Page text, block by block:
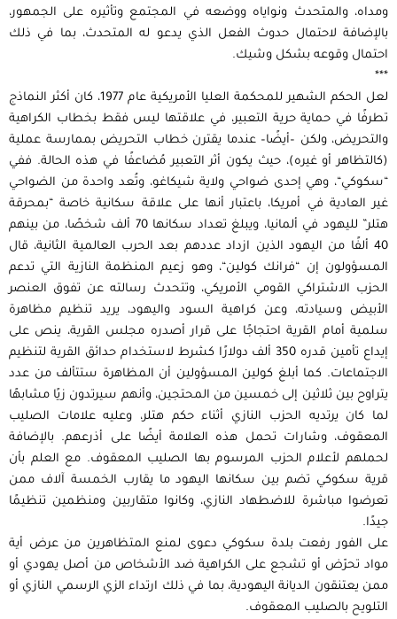
ومداه، والمتحدث ونواياه ووضعه في المجتمع وتأثيره على الجمهور،
بالإضافة لاحتمال حدوث الفعل الذي يدعو له المتحدث، بما في ذلك
احتمال وقوعه بشكل وشيك.
***
لعل الحكم الشهير للمحكمة العليا الأمريكية عام 1977، كان أكثر النماذج
تطرفًا في حماية حرية التعبير، في علاقتها ليس فقط بخطاب الكراهية
والتحريض، ولكن –أيضًا– عندما يقترن خطاب التحريض بممارسة عملية
(كالتظاهر أو غيره)، حيث يكون أثر التعبير مُضاعفًا في هذه الحالة. ففي
“سكوكي“، وهي إحدى ضواحي ولاية شيكاغو، وتُعد واحدة من الضواحي
غير العادية في أمريكا، باعتبار أنها على علاقة سكانية خاصة “بمحرقة
هتلر” لليهود في ألمانيا، ويبلغ تعداد سكانها 70 ألف شخصًا، من بينهم
40 ألفًا من اليهود الذين ازداد عددهم بعد الحرب العالمية الثانية، قال
المسؤولون إن “فرانك كولين“، وهو زعيم المنظمة النازية التي تدعم
الحزب الاشتراكي القومي اﻷمريكي، وتتحدث رسالته عن تفوق العنصر
اﻷبيض وسيادته، وعن كراهية السود واليهود، يريد تنظيم مظاهرة
سلمية أمام القرية احتجاجًا على قرار أصدره مجلس القرية، ينص على
إيداع تأمين قدره 350 ألف دولارًا كشرط لاستخدام حدائق القرية لتنظيم
الاجتماعات. كما أبلغ كولين المسؤولين أن المظاهرة ستتألف من عدد
يتراوح بين ثلاثين إلى خمسين من المحتجين، وأنهم سيرتدون زيًا مشابهًا
لما كان يرتديه الحزب النازي أثناء حكم هتلر، وعليه علامات الصليب
المعقوف، وشارات تحمل هذه العلامة أيضًا على أذرعهم. بالإضافة
لحملهم لأعلام الحزب المرسوم بها الصليب المعقوف. مع العلم بأن
قرية سكوكي تضم بين سكانها اليهود ما يقارب الخمسة آلاف ممن
تعرضوا مباشرة للاضطهاد النازي، وكانوا متقاربين ومنظمين تنظيمًا
جيدًا.
على الفور رفعت بلدة سكوكي دعوى لمنع المتظاهرين من عرض أية
مواد تحرّض أو تشجع على الكراهية ضد اﻷشخاص من أصل يهودي أو
ممن يعتنقون الديانة اليهودية، بما في ذلك ارتداء الزي الرسمي النازي أو
التلويح بالصليب المعقوف.